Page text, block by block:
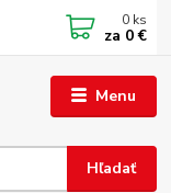
Menu
Hľadať
0 ks
za 0 €